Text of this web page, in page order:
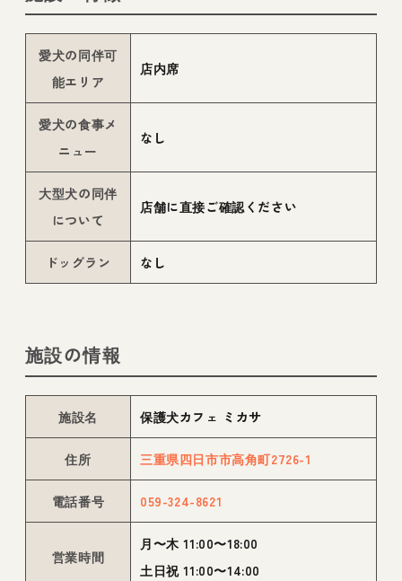
愛犬の同伴可
能エリア
店内席
愛犬の食事メ
ニュー
なし
大型犬の同伴
について
店舗に直接ご確認ください
ドッグラン なし
施設の情報
施設名 保護犬カフェ ミカサ
住所 三重県四日市市高角町2726-1
電話番号 059-324-8621
営業時間
月〜木 11:00〜18:00
土日祝 11:00〜14:00